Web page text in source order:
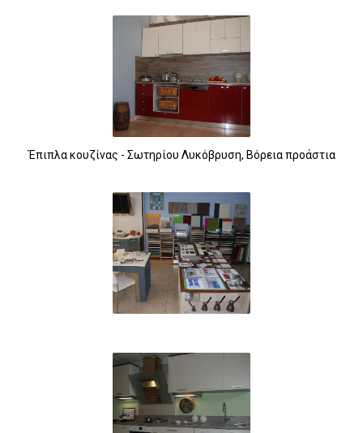
Έπιπλα κουζίνας - Σωτηρίου Λυκόβρυση, Βόρεια προάστια